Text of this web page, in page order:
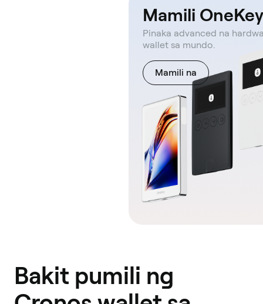
Mamili OneKey
Pinaka advanced na
wallet sa mundo.
Mamili na
Bakit pumili ng